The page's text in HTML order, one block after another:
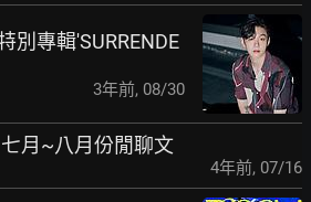
別專輯'SURRENDE
3年前, 08/30
月~八月份閒聊文
4年前, 07/16